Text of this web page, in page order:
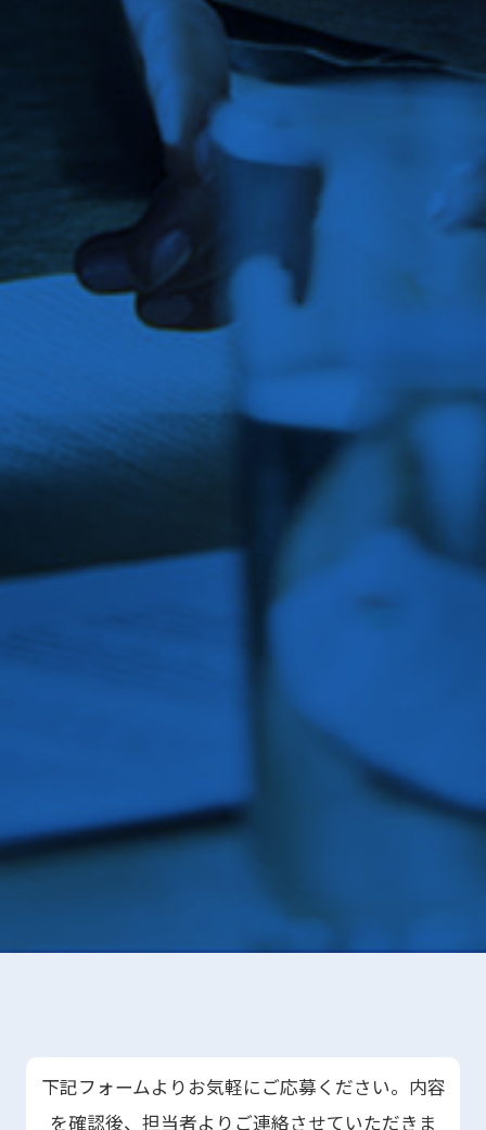
下記フォームよりお気軽にご応募ください。内容
を確認後、担当者よりご連絡させていただきま